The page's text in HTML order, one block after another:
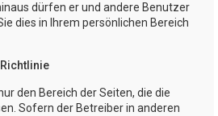
dürfen er und andere Benutzer
dies in Ihrem persönlichen Bereich
den Bereich der Seiten, die die
Sofern der Betreiber in anderen